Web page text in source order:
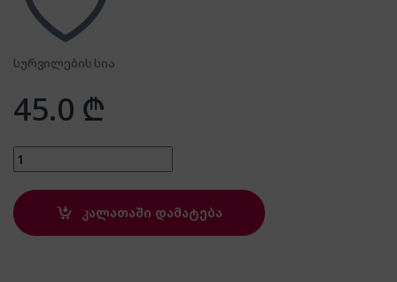
სურვილების სია
45.0 ₾
Zilan ZLN1147 quantity
კალათაში დამატება